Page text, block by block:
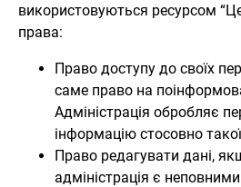
використовуються ресурсом
права:
Право доступу до своїх
саме право на
Адміністрація обробляє
інформацію стосовно
Право редагувати дані,
адміністрація є